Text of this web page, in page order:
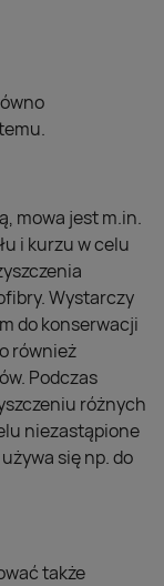
mowa jest m.in.
i kurzu w celu
Wystarczy
do konserwacji
również
Podczas
różnych
niezastąpione
się np. do
także